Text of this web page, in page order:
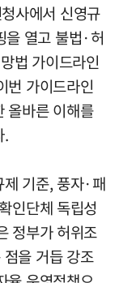
사에서 신영규
을 열고 불법·허
법 가이드라인
번 가이드라인
올바른 이해를
.
기준, 풍자·패
인단체 독립성
정부가 허위조
을 거듭 강조